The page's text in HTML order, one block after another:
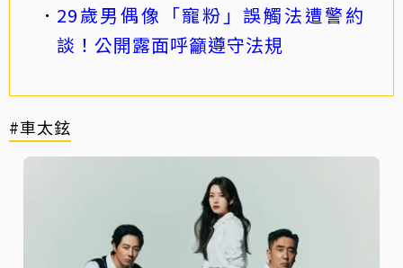
29歲男偶像「寵粉」誤觸法遭警約
談！公開露面呼籲遵守法規
#車太鉉